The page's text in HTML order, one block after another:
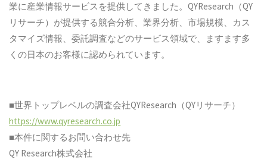
業に産業情報サービスを提供してきました。QYResearch（QY
リサーチ）が提供する競合分析、業界分析、市場規模、カス
タマイズ情報、委託調査などのサービス領域で、ますます多
くの日本のお客様に認められています。
■世界トップレベルの調査会社QYResearch（QYリサーチ）
https://www.qyresearch.co.jp
■本件に関するお問い合わせ先
QY Research株式会社